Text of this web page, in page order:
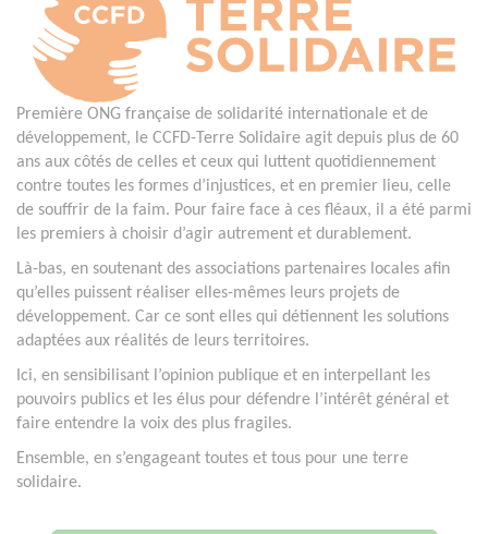
Première ONG française de solidarité internationale et de
développement, le CCFD-Terre Solidaire agit depuis plus de 60
ans aux côtés de celles et ceux qui luttent quotidiennement
contre toutes les formes d’injustices, et en premier lieu, celle
de souffrir de la faim. Pour faire face à ces fléaux, il a été parmi
les premiers à choisir d’agir autrement et durablement.
Là-bas, en soutenant des associations partenaires locales afin
qu’elles puissent réaliser elles-mêmes leurs projets de
développement. Car ce sont elles qui détiennent les solutions
adaptées aux réalités de leurs territoires.
Ici, en sensibilisant l’opinion publique et en interpellant les
pouvoirs publics et les élus pour défendre l’intérêt général et
faire entendre la voix des plus fragiles.
Ensemble, en s’engageant toutes et tous pour une terre
solidaire.